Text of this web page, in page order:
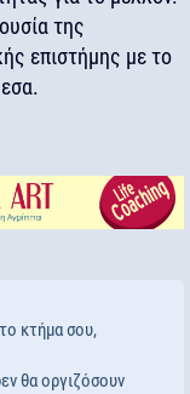
της
επιστήμης με το
κτήμα σου,
θα οργιζόσουν